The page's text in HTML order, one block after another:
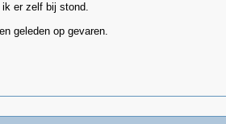
er zelf bij stond.
geleden op gevaren.